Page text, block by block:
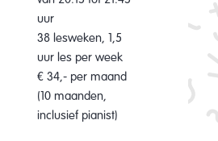
uur
38 lesweken, 1,5
uur les per week
€ 34,- per maand
(10 maanden,
inclusief pianist)